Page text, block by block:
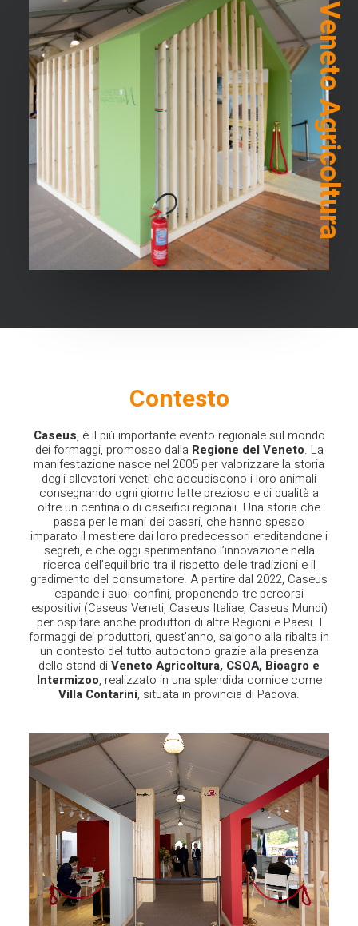
Veneto Agricoltura
Contesto
Caseus, è il più importante evento regionale sul mondo
dei formaggi, promosso dalla Regione del Veneto. La
manifestazione nasce nel 2005 per valorizzare la storia
degli allevatori veneti che accudiscono i loro animali
consegnando ogni giorno latte prezioso e di qualità a
oltre un centinaio di caseifici regionali. Una storia che
passa per le mani dei casari, che hanno spesso
imparato il mestiere dai loro predecessori ereditandone i
segreti, e che oggi sperimentano l’innovazione nella
ricerca dell’equilibrio tra il rispetto delle tradizioni e il
gradimento del consumatore. A partire dal 2022, Caseus
espande i suoi confini, proponendo tre percorsi
espositivi (Caseus Veneti, Caseus Italiae, Caseus Mundi)
per ospitare anche produttori di altre Regioni e Paesi. I
formaggi dei produttori, quest’anno, salgono alla ribalta in
un contesto del tutto autoctono grazie alla presenza
dello stand diVeneto Agricoltura, CSQA, Bioagro e
Intermizoo, realizzato in una splendida cornice come
Villa Contarini, situata in provincia di Padova.